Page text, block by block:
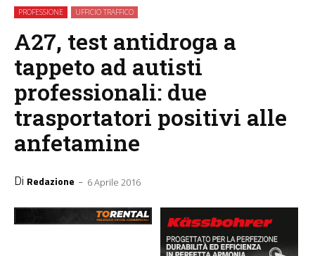
PROFESSIONE UFFICIO TRAFFICO
A27, test antidroga a
tappeto ad autisti
professionali: due
trasportatori positivi alle
anfetamine
Di Redazione - 6 Aprile 2016